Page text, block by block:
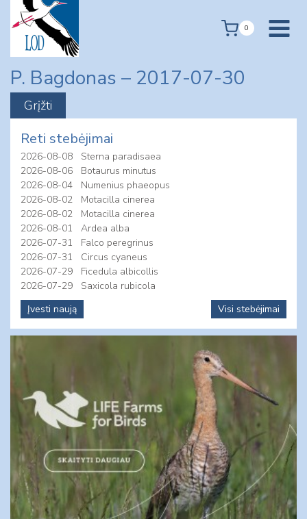
content
0
P. Bagdonas – 2017-07-30
Reti stebėjimai
2026-08-08
Sterna paradisaea
2026-08-06
Botaurus minutus
2026-08-04
Numenius phaeopus
2026-08-02
Motacilla cinerea
2026-08-02
Motacilla cinerea
2026-08-01
Ardea alba
2026-07-31
Falco peregrinus
2026-07-31
Circus cyaneus
2026-07-29
Ficedula albicollis
2026-07-29
Saxicola rubicola
Įvesti naują
Visi stebėjimai